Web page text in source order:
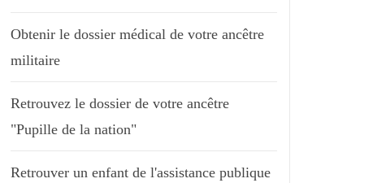
Obtenir le dossier médical de votre ancêtre
militaire
Retrouvez le dossier de votre ancêtre
"Pupille de la nation"
Retrouver un enfant de l'assistance publique